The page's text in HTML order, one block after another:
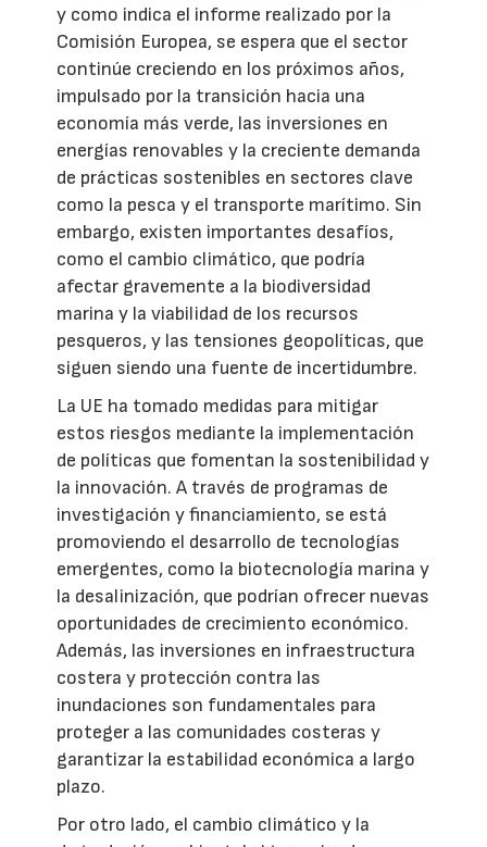
y como indica el informe realizado por la
Comisión Europea, se espera que el sector
continúe creciendo en los próximos años,
impulsado por la transición hacia una
economía más verde, las inversiones en
energías renovables y la creciente demanda
de prácticas sostenibles en sectores clave
como la pesca y el transporte marítimo. Sin
embargo, existen importantes desafíos,
como el cambio climático, que podría
afectar gravemente a la biodiversidad
marina y la viabilidad de los recursos
pesqueros, y las tensiones geopolíticas, que
siguen siendo una fuente de incertidumbre.
La UE ha tomado medidas para mitigar
estos riesgos mediante la implementación
de políticas que fomentan la sostenibilidad y
la innovación. A través de programas de
investigación y financiamiento, se está
promoviendo el desarrollo de tecnologías
emergentes, como la biotecnología marina y
la desalinización, que podrían ofrecer nuevas
oportunidades de crecimiento económico.
Además, las inversiones en infraestructura
costera y protección contra las
inundaciones son fundamentales para
proteger a las comunidades costeras y
garantizar la estabilidad económica a largo
plazo.
Por otro lado, el cambio climático y la